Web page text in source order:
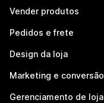
Vender produtos
Pedidos e frete
Design da loja
Marketing e conversão
Gerenciamento de loja